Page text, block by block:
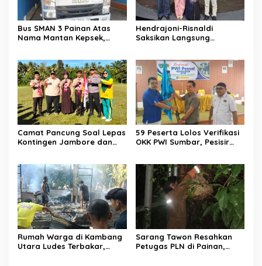
Bus SMAN 3 Painan Atas
Nama Mantan Kepsek,
Hendrajoni-Risnaldi
Saksikan Langsung
D’Academy 8 Menggelegar!
Camat Pancung Soal Lepas
Kontingen Jambore dan
59 Peserta Lolos Verifikasi
OKK PWI Sumbar, Pesisir
Rumah Warga di Kambang
Utara Ludes Terbakar,
Sarang Tawon Resahkan
Petugas PLN di Painan,